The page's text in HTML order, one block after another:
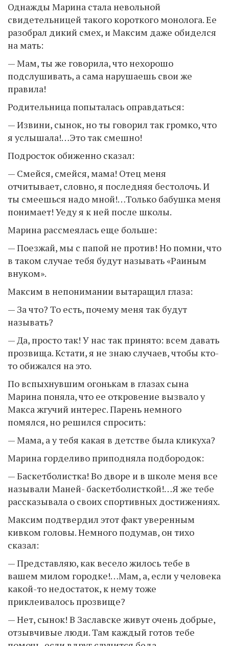
Однажды Марина стала невольной
свидетельницей такого короткого монолога. Ее
разобрал дикий смех, и Максим даже обиделся
на мать:
— Мам, ты же говорила, что нехорошо
подслушивать, а сама нарушаешь свои же
правила!
Родительница попыталась оправдаться:
— Извини, сынок, но ты говорил так громко, что
я услышала!…Это так смешно!
Подросток обиженно сказал:
— Смейся, смейся, мама! Отец меня
отчитывает, словно, я последняя бестолочь. И
ты смеешься надо мной!…Только бабушка меня
понимает! Уеду я к ней после школы.
Марина рассмеялась еще больше:
— Поезжай, мы с папой не против! Но помни, что
в таком случае тебя будут называть «Раиным
внуком».
Максим в непонимании вытаращил глаза:
— За что? То есть, почему меня так будут
называть?
— Да, просто так! У нас так принято: всем давать
прозвища. Кстати, я не знаю случаев, чтобы кто-
то обижался на это.
По вспыхнувшим огонькам в глазах сына
Марина поняла, что ее откровение вызвало у
Макса жгучий интерес. Парень немного
помялся, но решился спросить:
— Мама, а у тебя какая в детстве была кликуха?
Марина горделиво приподняла подбородок:
— Баскетболистка! Во дворе и в школе меня все
называли Маней- баскетболисткой!…Я же тебе
рассказывала о своих спортивных достижениях.
Максим подтвердил этот факт уверенным
кивком головы. Немного подумав, он тихо
сказал:
— Представляю, как весело жилось тебе в
вашем милом городке!…Мам, а, если у человека
какой-то недостаток, к нему тоже
приклеивалось прозвище?
— Нет, сынок! В Заславске живут очень добрые,
отзывчивые люди. Там каждый готов тебе